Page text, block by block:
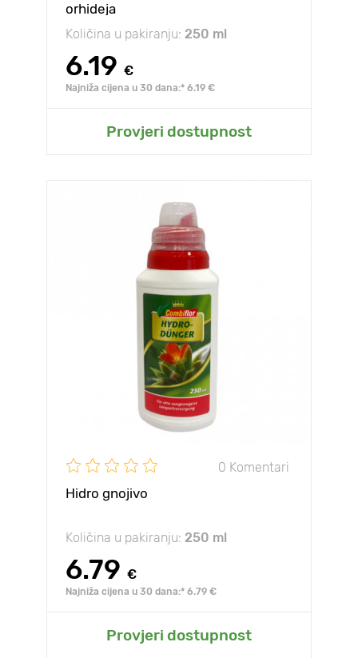
orhideja
Količina u pakiranju: 250 ml
6.19 €
Najniža cijena u 30 dana:* 6.19 €
Provjeri dostupnost
0 Komentari
Hidro gnojivo
Količina u pakiranju: 250 ml
6.79 €
Najniža cijena u 30 dana:* 6.79 €
Provjeri dostupnost